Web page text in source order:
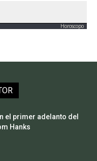
Horoscopo
el primer adelanto del
Hanks